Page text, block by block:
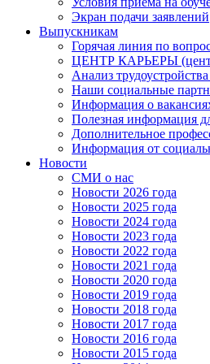
Экран подачи заявлений
Выпускникам
Горячая линия по
ЦЕНТР КАРЬЕРЫ (центр
Анализ
Наши социальные
Информация о
Полезная информация
Дополнительное
Информация от
Новости
СМИ о нас
Новости 2026 года
Новости 2025 года
Новости 2024 года
Новости 2023 года
Новости 2022 года
Новости 2021 года
Новости 2020 года
Новости 2019 года
Новости 2018 года
Новости 2017 года
Новости 2016 года
Новости 2015 года